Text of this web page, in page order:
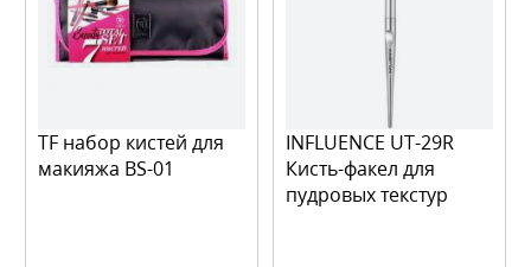
TF набор кистей для
макияжа BS-01
INFLUENCE UT-29R
Кисть-факел для
пудровых текстур